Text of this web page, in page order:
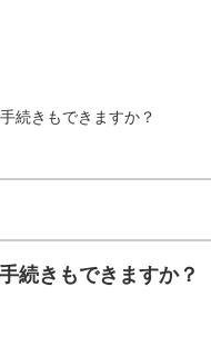
続きもできますか？
続きもできますか？